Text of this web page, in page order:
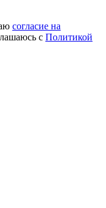
согласие на
с Политикой